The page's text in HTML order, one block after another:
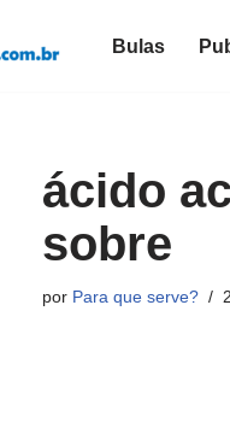
Bulas
ácido
sobre
por Para que serve?